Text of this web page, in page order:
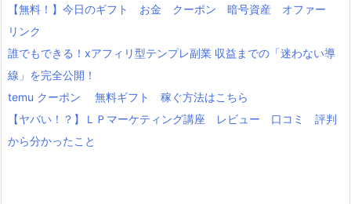
【無料！】今日のギフト お金 クーポン 暗号資産 オファー
リンク
誰でもできる！xアフィリ型テンプレ副業 収益までの「迷わない導
線」を完全公開！
temu クーポン 無料ギフト 稼ぐ方法はこちら
【ヤバい！？】ＬＰマーケティング講座 レビュー 口コミ 評判
から分かったこと